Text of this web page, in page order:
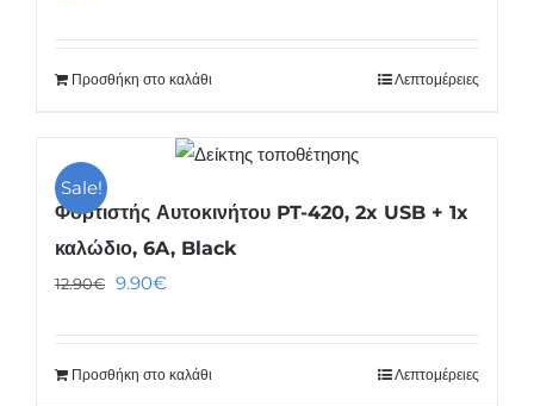
Προσθήκη στο καλάθι Λεπτομέρειες
Sale!
Φορτιστής Αυτοκινήτου PT-420, 2x USB + 1x
καλώδιο, 6A, Black
12.90€ Original
12.90€.
9.90€Η
είναι:
Προσθήκη στο καλάθι Λεπτομέρειες